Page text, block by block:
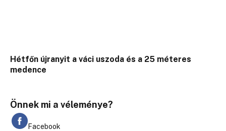
Hétfőn újranyit a váci uszoda és a 25 méteres
medence
Önnek mi a véleménye?
Facebook